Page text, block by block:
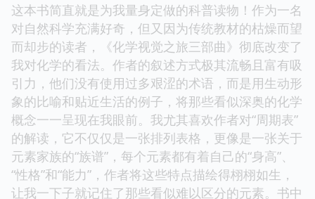
这本书简直就是为我量身定做的科普读物！作为一名
对自然科学充满好奇，但又因为传统教材的枯燥而望
而却步的读者，《化学视觉之旅三部曲》彻底改变了
我对化学的看法。作者的叙述方式极其流畅且富有吸
引力，他们没有使用过多艰涩的术语，而是用生动形
象的比喻和贴近生活的例子，将那些看似深奥的化学
概念一一呈现在我眼前。我尤其喜欢作者对“周期表”
的解读，它不仅仅是一张排列表格，更像是一张关于
元素家族的“族谱”，每个元素都有着自己的“身高”、
“性格”和“能力”，作者将这些特点描绘得栩栩如生，
让我一下子就记住了那些看似难以区分的元素。书中